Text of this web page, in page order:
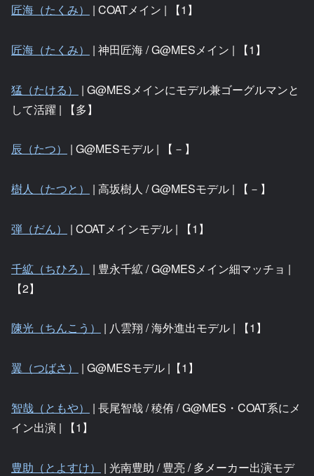
匠海（たくみ） | COATメイン | 【1】
匠海（たくみ） | 神田匠海 / G@MESメイン | 【1】
猛（たける）
| G@MESメインにモデル兼ゴーグルマンと
して活躍 | 【多】
辰（たつ） | G@MESモデル | 【－】
樹人（たつと） | 高坂樹人 / G@MESモデル | 【－】
弾（だん） | COATメインモデル | 【1】
千絋（ちひろ）
| 豊永千絋 / G@MESメイン細マッチョ |
【2】
陳光（ちんこう） | 八雲翔 / 海外進出モデル | 【1】
翼（つばさ） | G@MESモデル |【1】
智哉（ともや）
| 長尾智哉 / 稜侑 / G@MES・COAT系にメ
イン出演 | 【1】
豊助（とよすけ）
| 光南豊助 / 豊亮 / 多メーカー出演モデ